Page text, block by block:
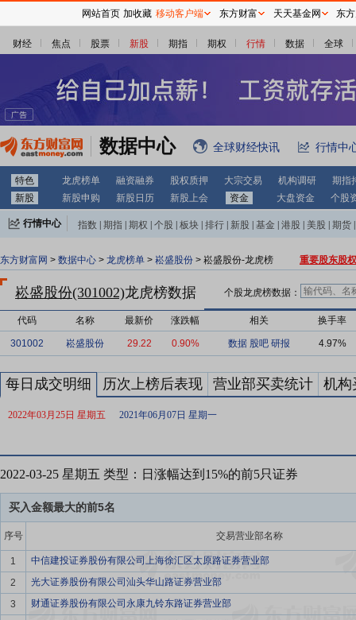
财经 焦点 股票 新股 期指 期权 行情 数据 全球
数据中心 全球财经快讯 行情中
特色 龙虎榜单 融资融券 股权质押 大宗交易 机构调研
期指
新股
新股申购 新股日历 新股上会 资金 大盘资金 个股
行情中心 指数 期指 期权 个股 板块 排行 新股 基金 港股 美股 期货
东方财富网 > 数据中心 > 龙虎榜单 > 崧盛股份 > 崧盛股份-龙虎榜 重要股东股
崧盛股份(301002)龙虎榜数据 个股龙虎榜数据：
代码 名称 最新价 涨跌幅 相关 换手率
301002 崧盛股份 29.22 0.90% 数据 股吧 研报 4.97%
每日成交明细 历次上榜后表现 营业部买卖统计 机构
2022年03月25日 星期五 2021年06月07日 星期一
2022-03-25 星期五 类型：日涨幅达到15%的前5只证券
买入金额最大的前5名
序号 交易营业部名称
1
中信建投证券股份有限公司上海徐汇区太原路证券营业部
2
光大证券股份有限公司汕头华山路证券营业部
3
财通证券股份有限公司永康九铃东路证券营业部
网站首页 加收藏 移动客户端 东方财富 天天基金网 东